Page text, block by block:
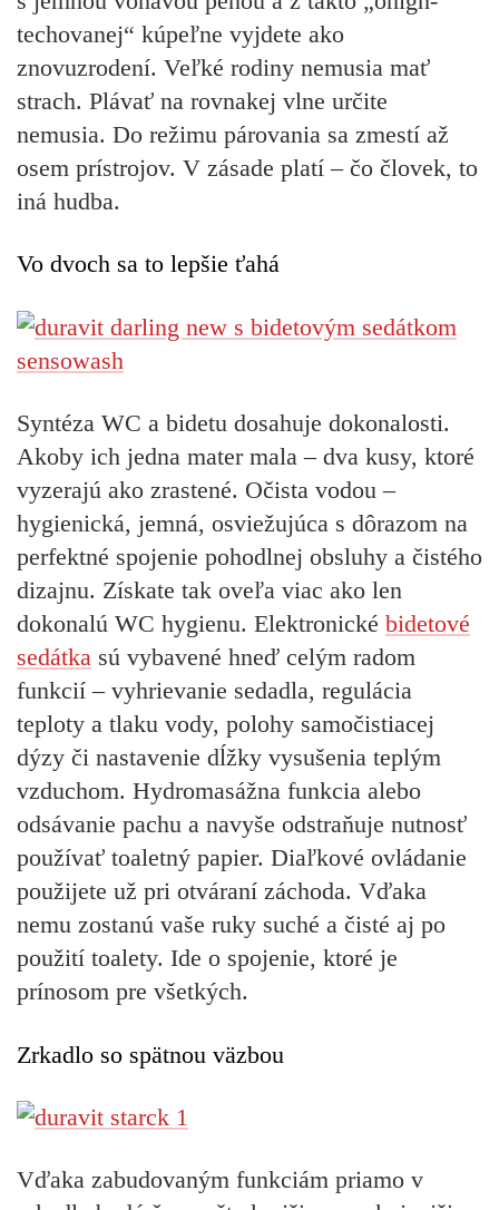
techovanej“ kúpeľne vyjdete ako
znovuzrodení. Veľké rodiny nemusia mať
strach. Plávať na rovnakej vlne určite
nemusia. Do režimu párovania sa zmestí až
osem prístrojov. V zásade platí – čo človek, to
iná hudba.
Vo dvoch sa to lepšie ťahá
Syntéza WC a bidetu dosahuje dokonalosti.
Akoby ich jedna mater mala – dva kusy, ktoré
vyzerajú ako zrastené. Očista vodou –
hygienická, jemná, osviežujúca s dôrazom na
perfektné spojenie pohodlnej obsluhy a čistého
dizajnu. Získate tak oveľa viac ako len
dokonalú WC hygienu. Elektronické bidetové
sedátka sú vybavené hneď celým radom
funkcií – vyhrievanie sedadla, regulácia
teploty a tlaku vody, polohy samočistiacej
dýzy či nastavenie dĺžky vysušenia teplým
vzduchom. Hydromasážna funkcia alebo
odsávanie pachu a navyše odstraňuje nutnosť
používať toaletný papier. Diaľkové ovládanie
použijete už pri otváraní záchoda. Vďaka
nemu zostanú vaše ruky suché a čisté aj po
použití toalety. Ide o spojenie, ktoré je
prínosom pre všetkých.
Zrkadlo so spätnou väzbou
Vďaka zabudovaným funkciám priamo v